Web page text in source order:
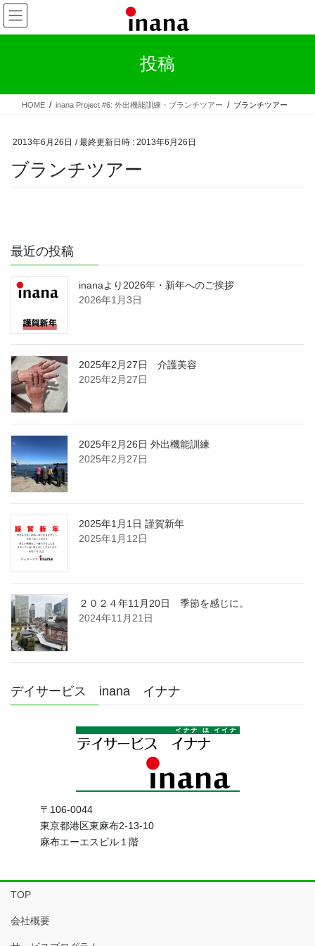
コ
ン
テ
ス
ナ
ビ
ゲ
ン
投稿
HOME inana Project #6: 外出機能訓練・ブランチツアー ブランチツアー
2013年6月26日 / 最終更新日時 : 2013年6月26日
ブランチツアー
最近の投稿
inanaより2026年・新年へのご挨拶
2026年1月3日
2025年2月27日 介護美容
2025年2月27日
2025年2月26日 外出機能訓練
2025年2月27日
2025年1月1日 謹賀新年
2025年1月12日
２０２４年11月20日 季節を感じに。
2024年11月21日
デイサービス inana イナナ
〒106-0044
東京都港区東麻布2-13-10
麻布エーエスビル１階
TOP
会社概要